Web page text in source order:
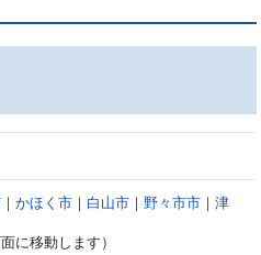
｜かほく市 ｜ 白山市 ｜ 野々市市 ｜津
に移動します）